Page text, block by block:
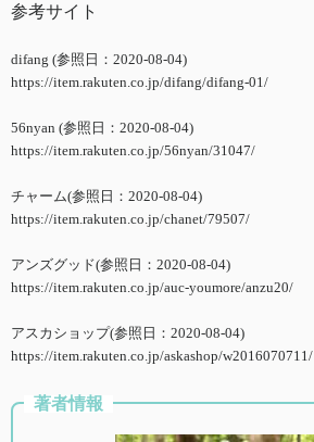
参考サイト
difang (参照日：2020-08-04)
https://item.rakuten.co.jp/difang/difang-01/
56nyan (参照日：2020-08-04)
https://item.rakuten.co.jp/56nyan/31047/
チャーム(参照日：2020-08-04)
https://item.rakuten.co.jp/chanet/79507/
アンズグッド(参照日：2020-08-04)
https://item.rakuten.co.jp/auc-youmore/anzu20/
アスカショップ(参照日：2020-08-04)
https://item.rakuten.co.jp/askashop/w2016070711/
著者情報